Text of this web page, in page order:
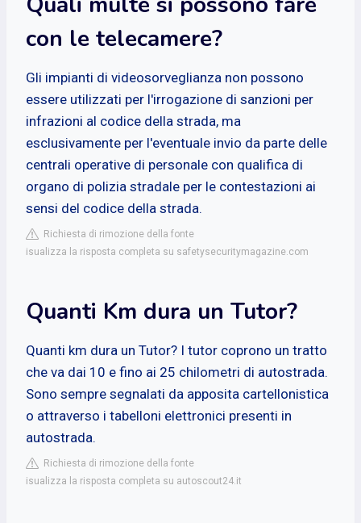
con le telecamere?
Gli impianti di videosorveglianza non possono
essere utilizzati per l'irrogazione di sanzioni per
infrazioni al codice della strada, ma
esclusivamente per l'eventuale invio da parte delle
centrali operative di personale con qualifica di
organo di polizia stradale per le contestazioni ai
sensi del codice della strada.
Richiesta di rimozione della fonte
isualizza la risposta completa su safetysecuritymagazine.com
Quanti Km dura un Tutor?
Quanti km dura un Tutor? I tutor coprono un tratto
che va dai 10 e fino ai 25 chilometri di autostrada.
Sono sempre segnalati da apposita cartellonistica
o attraverso i tabelloni elettronici presenti in
autostrada.
Richiesta di rimozione della fonte
isualizza la risposta completa su autoscout24.it